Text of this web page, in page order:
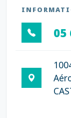
05